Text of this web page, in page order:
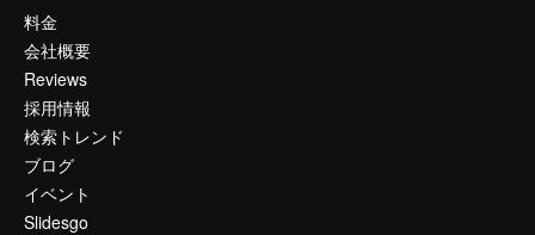
料金
会社概要
Reviews
採用情報
検索トレンド
ブログ
イベント
Slidesgo